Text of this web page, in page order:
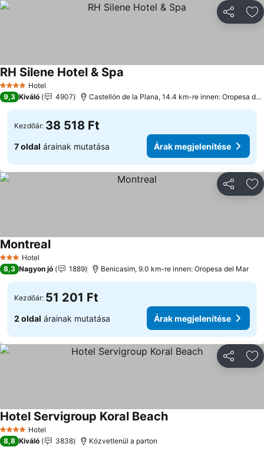
4 KategóriaHotel
RH Silene Hotel & Spa
9,3 Kiváló 4907 Castellón de la Plana, 14.4 km-re innen: Oropesa del
Kezdőár: 38 518 Ft
7 oldal árainak mutatása Árak megjelenítése
3 Kategória
Hotel
MontrealÁrak megjelenítése
8,3 Nagyon jó 1889 Benicasim, 9.0 km-re innen: Oropesa del Mar
Kezdőár: 51 201 Ft
2 oldal árainak mutatása Árak megjelenítése
4 KategóriaHotel
Hotel Servigroup Koral BeachÁrak megjelenítése
8,8 Kiváló 3838 Közvetlenül a parton